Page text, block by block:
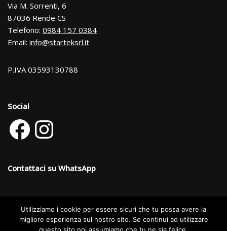
Via M. Sorrenti, 6
87036 Rende CS
Telefono: 0984 157 0384
Email: info@starteksrl.it
P.IVA 03593130788
Social
Contattaci su WhatsApp
Categorie dei prodotti
Utilizziamo i cookie per essere sicuri che tu possa avere la
migliore esperienza sul nostro sito. Se continui ad utilizzare